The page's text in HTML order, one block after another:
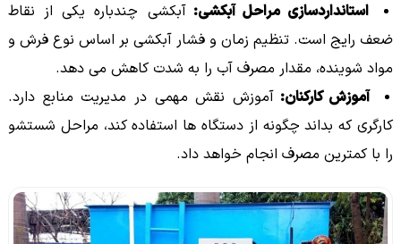
استانداردسازی مراحل آبکشی:آبکشی چندباره یکی از نقاط
ضعف رایج است. تنظیم زمان و فشار آبکشی بر اساس نوع فرش و
مواد شوینده، مقدار مصرف آب را به شدت کاهش می دهد.
آموزش کارکنان: آموزش نقش مهمی در مدیریت منابع دارد.
کارگری که بداند چگونه از دستگاه ها استفاده کند، مراحل شستشو
را با کمترین مصرف انجام خواهد داد.